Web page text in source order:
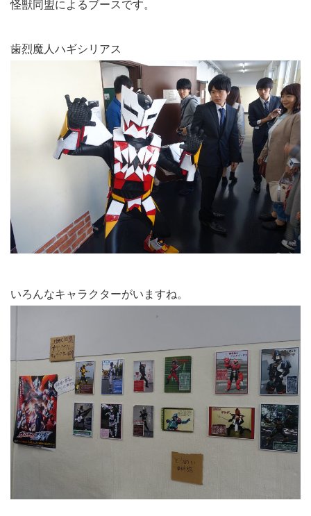
怪獣同盟によるブースです。
歯烈魔人ハギシリアス
いろんなキャラクターがいますね。